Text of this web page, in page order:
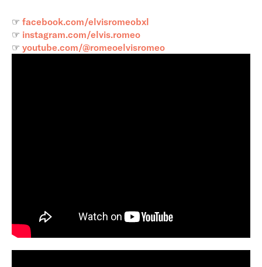
☞ facebook.com/elvisromeobxl
☞ instagram.com/elvis.romeo
☞ youtube.com/@romeoelvisromeo